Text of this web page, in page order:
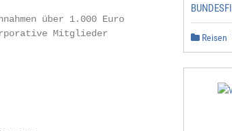
über 1.000 Euro
Mitglieder
60
Reisen